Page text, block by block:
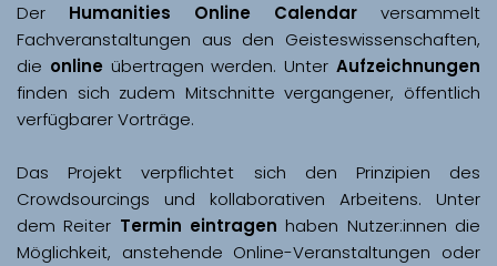
Der Humanities Online Calendar versammelt
Fachveranstaltungen aus den Geisteswissenschaften,
die online übertragen werden. Unter Aufzeichnungen
finden sich zudem Mitschnitte vergangener, öffentlich
Das Projekt verpflichtet sich den Prinzipien des
Crowdsourcings und kollaborativen Arbeitens. Unter
dem Reiter Termin eintragen haben Nutzer:innen die
Möglichkeit, anstehende Online-Veranstaltungen oder